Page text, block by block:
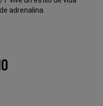
adrenalina.